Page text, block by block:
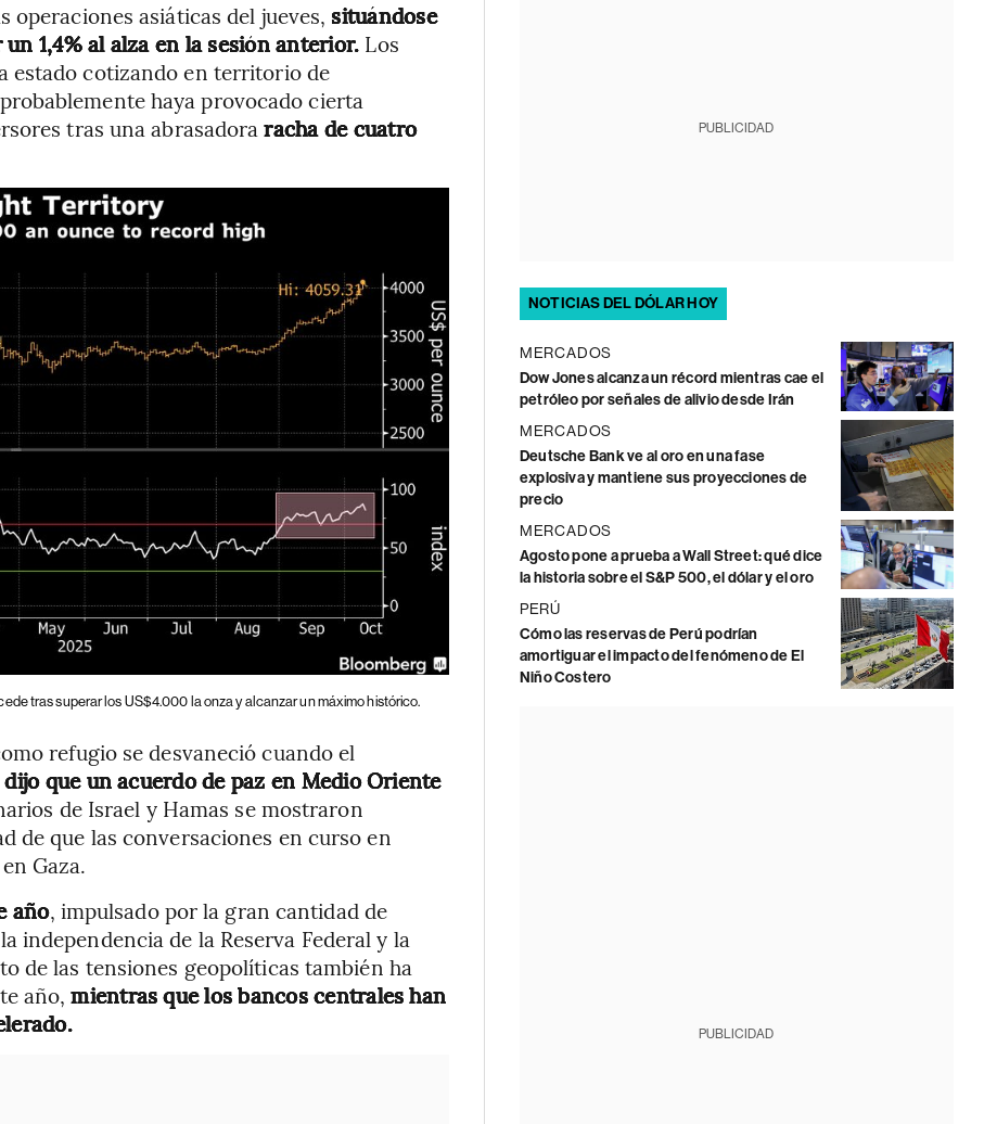
operaciones asiáticas del jueves, situándose
1,4% al alza en la sesión anterior. Los
estado cotizando en territorio de
haya provocado cierta
tras una abrasadoraracha de cuatro
tras superar los US$4.000 la onza y alcanzar un máximo histórico.
refugio se desvaneció cuando el
que un acuerdo de paz en Medio Oriente
de Israel y Hamas se mostraron
de que las conversaciones en curso en
Gaza.
año, impulsado por la gran cantidad de
de la Reserva Federal y la
de las tensiones geopolíticas también ha
año,mientras que los bancos centrales han
PUBLICIDAD
NOTICIAS DEL DÓLAR HOY
MERCADOS
Dow Jones alcanza un récord mientras cae el
petróleo por señales de alivio desde Irán
MERCADOS
Deutsche Bank ve al oro en una fase
explosiva y mantiene sus proyecciones de
precio
MERCADOS
Agosto pone a prueba a Wall Street: qué dice
la historia sobre el S&P 500, el dólar y el oro
PERÚ
Cómo las reservas de Perú podrían
amortiguar el impacto del fenómeno de El
Niño Costero
PUBLICIDAD